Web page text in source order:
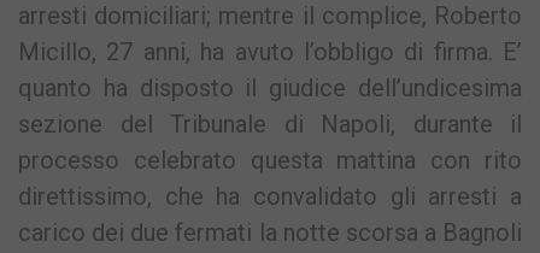
arresti domiciliari; mentre il complice, Roberto
Micillo, 27 anni, ha avuto l’obbligo di firma. E’
quanto ha disposto il giudice dell’undicesima
sezione del Tribunale di Napoli, durante il
processo celebrato questa mattina con rito
direttissimo, che ha convalidato gli arresti a
carico dei due fermati la notte scorsa a Bagnoli